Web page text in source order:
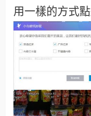
用一樣的方式